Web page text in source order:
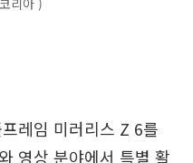
리아 )
레임 미러리스 Z 6를
영상 분야에서 특별 활